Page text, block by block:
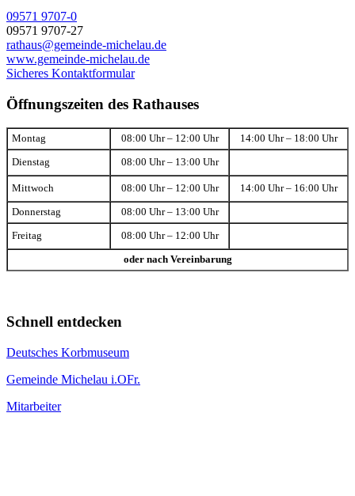
09571 9707-0
09571 9707-27
rathaus@gemeinde-michelau.de
www.gemeinde-michelau.de
Sicheres Kontaktformular
Öffnungszeiten des Rathauses
Montag 08:00 Uhr – 12:00 Uhr 14:00 Uhr – 18:00 Uhr
Dienstag 08:00 Uhr – 13:00 Uhr
Mittwoch 08:00 Uhr – 12:00 Uhr 14:00 Uhr – 16:00 Uhr
Donnerstag 08:00 Uhr – 13:00 Uhr
Freitag 08:00 Uhr – 12:00 Uhr
oder nach Vereinbarung
Schnell entdecken
Deutsches Korbmuseum
Gemeinde Michelau i.OFr.
Mitarbeiter